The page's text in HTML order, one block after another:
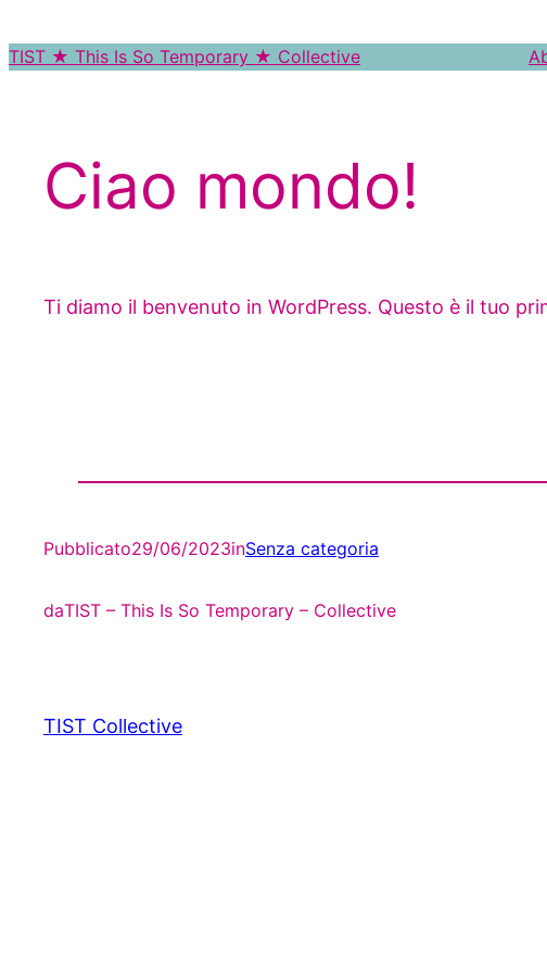
al
TIST ★ This Is So Temporary ★ Collective
Ciao mondo!
Ti diamo il benvenuto in WordPress. Questo è il tuo
Pubblicato29/06/2023inSenza categoria
daTIST – This Is So Temporary – Collective
TIST Collective